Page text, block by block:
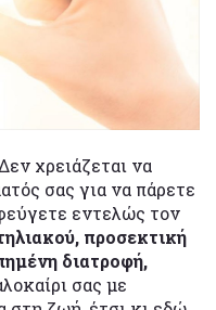
χρειάζεται να
σας για να πάρετε
εντελώς τον
προσεκτική
διατροφή,
σας με